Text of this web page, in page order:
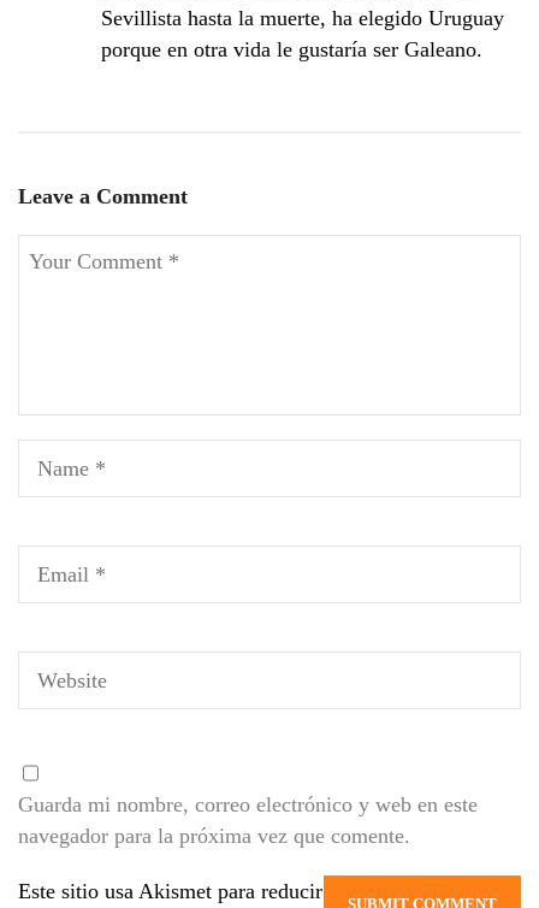
Sevillista hasta la muerte, ha elegido Uruguay
porque en otra vida le gustaría ser Galeano.
Leave a Comment
Guarda mi nombre, correo electrónico y web en este
navegador para la próxima vez que comente.
Este sitio usa Akismet para reducir